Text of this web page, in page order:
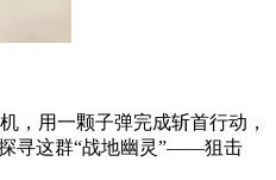
用一颗子弹完成斩首行动，
探寻这群“战地幽灵”——狙击